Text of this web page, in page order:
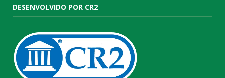
DESENVOLVIDO POR CR2